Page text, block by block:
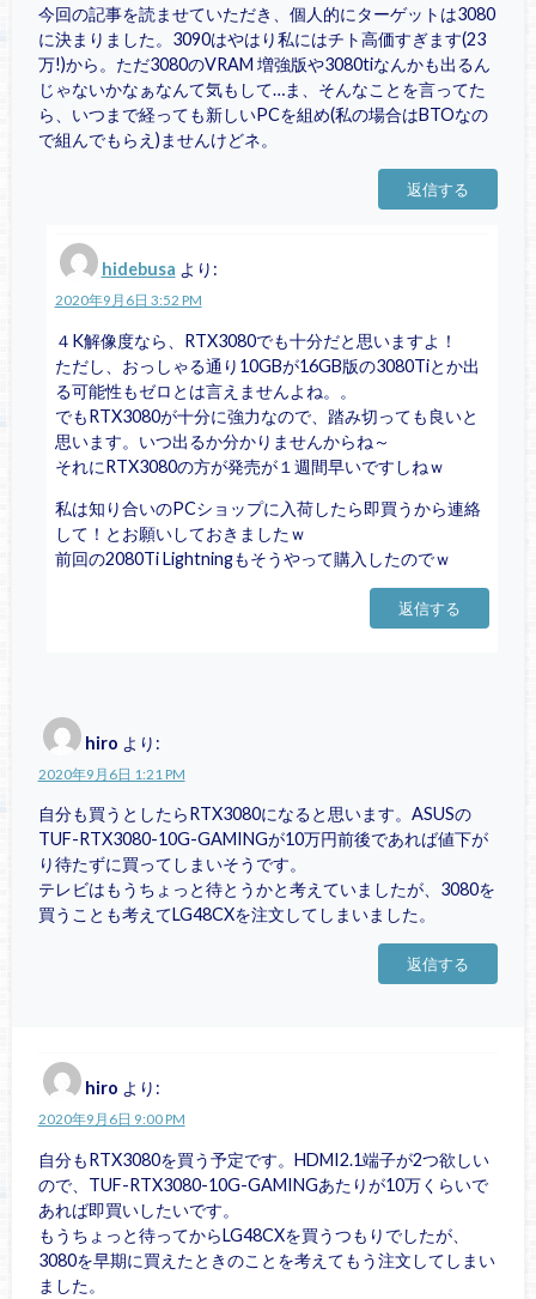
今回の記事を読ませていただき、個人的にターゲットは3080
に決まりました。3090はやはり私にはチト高価すぎます(23
万!)から。ただ3080のVRAM 増強版や3080tiなんかも出るん
じゃないかなぁなんて気もして…ま、そんなことを言ってた
ら、いつまで経っても新しいPCを組め(私の場合はBTOなの
で組んでもらえ)ませんけどネ。
返信する
hidebusa より:
2020年9月6日 3:52 PM
４K解像度なら、RTX3080でも十分だと思いますよ！
ただし、おっしゃる通り10GBが16GB版の3080Tiとか出
る可能性もゼロとは言えませんよね。。
でもRTX3080が十分に強力なので、踏み切っても良いと
思います。いつ出るか分かりませんからね～
それにRTX3080の方が発売が１週間早いですしねｗ
私は知り合いのPCショップに入荷したら即買うから連絡
して！とお願いしておきましたｗ
前回の2080Ti Lightningもそうやって購入したのでｗ
返信する
hiro より:
2020年9月6日 1:21 PM
自分も買うとしたらRTX3080になると思います。ASUSの
TUF-RTX3080-10G-GAMINGが10万円前後であれば値下が
り待たずに買ってしまいそうです。
テレビはもうちょっと待とうかと考えていましたが、3080を
買うことも考えてLG48CXを注文してしまいました。
返信する
hiro より:
2020年9月6日 9:00 PM
自分もRTX3080を買う予定です。HDMI2.1端子が2つ欲しい
ので、TUF-RTX3080-10G-GAMINGあたりが10万くらいで
あれば即買いしたいです。
もうちょっと待ってからLG48CXを買うつもりでしたが、
3080を早期に買えたときのことを考えてもう注文してしまい
ました。